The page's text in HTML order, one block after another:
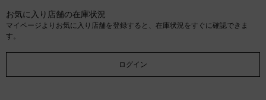
お気に入り店舗の在庫状況
マイページよりお気に入り店舗を登録すると、在庫状況をすぐに確認できま
す。
ログイン